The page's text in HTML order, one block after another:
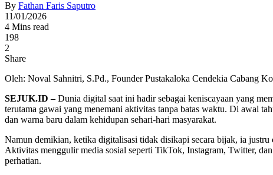
By Fathan Faris Saputro
11/01/2026
4 Mins read
198
2
Share
Oleh: Noval Sahnitri, S.Pd., Founder Pustakaloka Cendekia Cabang
SEJUK.ID –Dunia digital saat ini hadir sebagai keniscayaan yang
terutama gawai yang menemani aktivitas tanpa batas waktu. Di awal
dan warna baru dalam kehidupan sehari-hari masyarakat.
Namun demikian, ketika digitalisasi tidak disikapi secara bijak, ia
Aktivitas menggulir media sosial seperti TikTok, Instagram, Twitter,
perhatian.